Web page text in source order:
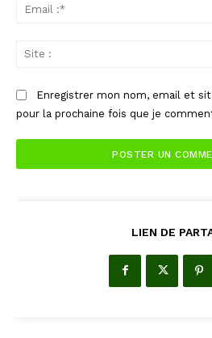
Enregistrer mon nom, email et
pour la prochaine fois que je
LIEN DE